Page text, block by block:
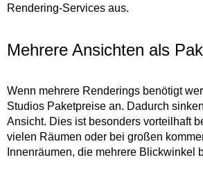
Rendering-Services aus.
Mehrere Ansichten als
Wenn mehrere Renderings benötigt
Studios Paketpreise an. Dadurch
Ansicht. Dies ist besonders vorteilhaft
vielen Räumen oder bei großen
Innenräumen, die mehrere Blickwinkel